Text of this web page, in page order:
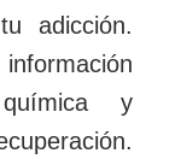
adicción.
y